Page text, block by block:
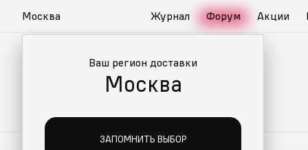
Москва
Ваш регион доставки
Москва
ЗАПОМНИТЬ ВЫБОР
Журнал Форум Акции